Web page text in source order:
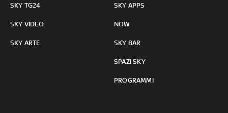
SKY TG24
SKY VIDEO
SKY ARTE
SKY APPS
NOW
SKY BAR
SPAZI SKY
PROGRAMMI